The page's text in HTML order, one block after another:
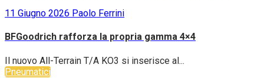
11 Giugno 2026 Paolo Ferrini
BFGoodrich rafforza la propria gamma 4×4
Il nuovo All-Terrain T/A KO3 si inserisce al...
Pneumatici